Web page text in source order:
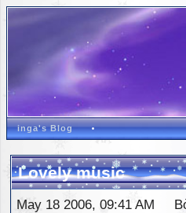
inga's Blog
Lovely music
May 18 2006, 09:41 AM